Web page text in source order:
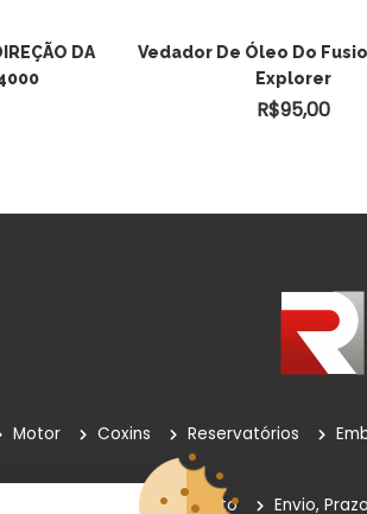
DA
ADICIONAR AO
CARRINHO
Vedador De Óleo Do
Explorer
R$95,00
Motor Coxins Reservatórios
Pagamento Envio,